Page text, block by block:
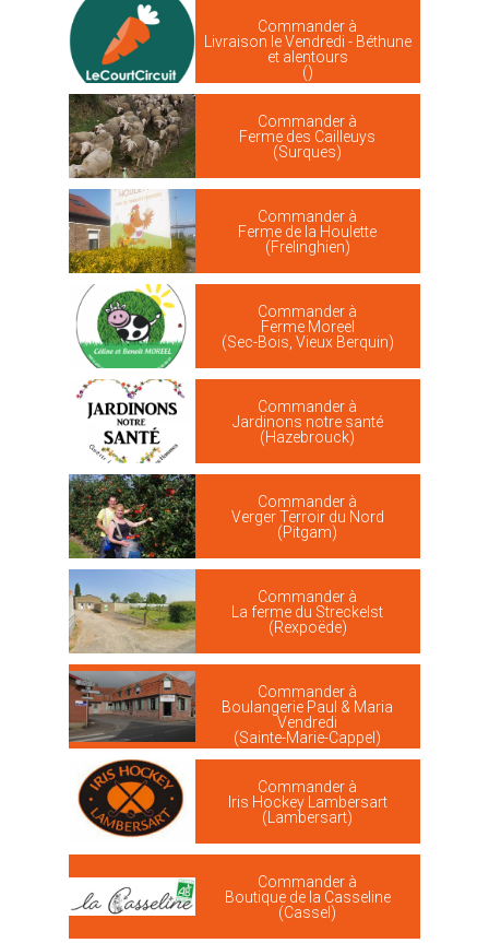
Commander à
Livraison le Vendredi - Béthune
et alentours
()
Commander à
Ferme des Cailleuys
(Surques)
Commander à
Ferme de la Houlette
(Frelinghien)
Commander à
Ferme Moreel
(Sec-Bois, Vieux Berquin)
Commander à
Jardinons notre santé
(Hazebrouck)
Commander à
Verger Terroir du Nord
(Pitgam)
Commander à
La ferme du Streckelst
(Rexpoëde)
Commander à
Boulangerie Paul & Maria
Vendredi
(Sainte-Marie-Cappel)
Commander à
Iris Hockey Lambersart
(Lambersart)
Commander à
Boutique de la Casseline
(Cassel)